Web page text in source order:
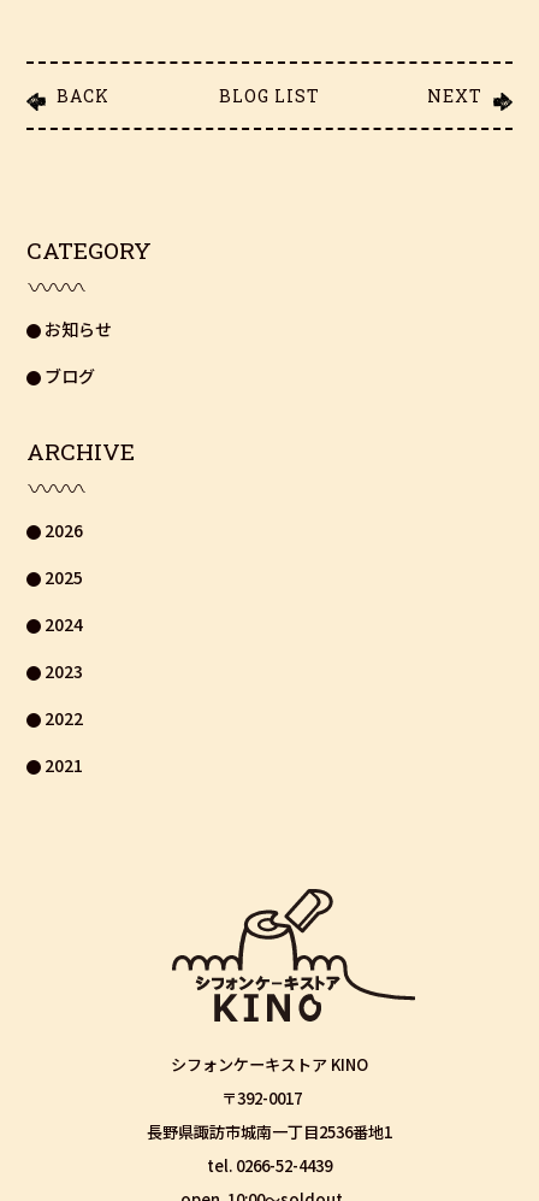
BACK BLOG LIST NEXT
CATEGORY
お知らせ
ブログ
ARCHIVE
2026
2025
2024
2023
2022
2021
シフォンケーキストア KINO
〒392-0017
長野県諏訪市城南一丁目2536番地1
tel. 0266-52-4439